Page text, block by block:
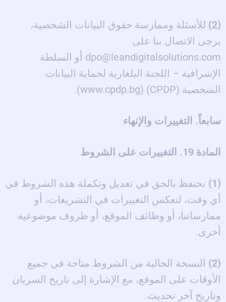
(2)
للأسئلة وممارسة حقوق البيانات الشخصية،
يرجى الاتصال بنا على
dpo@leandigitalsolutions.com أو السلطة
الإشرافية – اللجنة البلغارية لحماية البيانات
الشخصية (CPDP) (www.cpdp.bg).
سابعاً. التغييرات والإنهاء
المادة 19. التغييرات على الشروط
(1)
نحتفظ بالحق في تعديل وتكملة هذه الشروط في
أي وقت، لتعكس التغييرات في التشريعات، أو
ممارساتنا، أو وظائف الموقع، أو ظروف موضوعية
أخرى.
(2)
النسخة الحالية من الشروط متاحة في جميع
الأوقات على الموقع، مع الإشارة إلى تاريخ السريان
وتاريخ آخر تحديث.